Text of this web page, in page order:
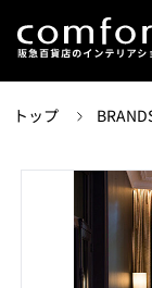
トップ